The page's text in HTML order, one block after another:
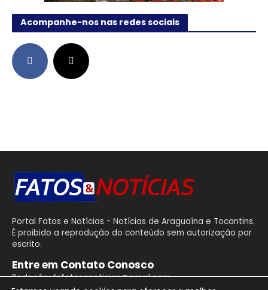
Acompanhe-nos nas redes sociais
Portal Fatos e Notícias - Notícias de Araguaína e Tocantins.
É proibido a reprodução do conteúdo sem autorização por
escrito.
Entre em Contato Conosco
Redação: fnfatosenoticias@gmail.com